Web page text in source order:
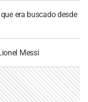
era buscado desde
Messi